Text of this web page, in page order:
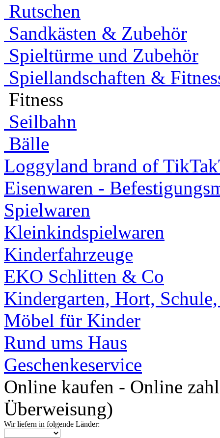
Rutschen
Sandkästen & Zubehör
Spieltürme und Zubehör
Spiellandschaften &
Fitness
Seilbahn
Bälle
Loggyland brand of
Eisenwaren -
Spielwaren
Kleinkindspielwaren
Kinderfahrzeuge
EKO Schlitten & Co
Kindergarten, Hort,
Möbel für Kinder
Rund ums Haus
Geschenkeservice
Online kaufen - Online
Überweisung)
Wir liefern in folgende Länder: